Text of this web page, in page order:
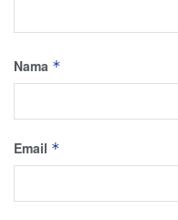
Nama *
Email *